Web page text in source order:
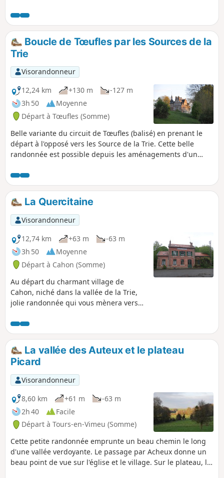
près du manoir de Chaussoy qu'il ne faut pas manquer
d'admirer, avant d'entreprendre une belle grimpette en
sous-bois. Ce circuit est balisé par le département, cette
version est raccourcie.
Boucle de Tœufles par les Sources de la
Trie
Visorandonneur
12,24 km
+130 m
-127 m
3h 50
Moyenne
Départ à Tœufles (Somme)
Belle variante du circuit de Tœufles (balisé) en prenant le
départ à l'opposé vers les Source de la Trie. Cette belle
randonnée est possible depuis les aménagements d'un
Communauté de Communes du Vimeu.
La Quercitaine
Visorandonneur
12,74 km
+63 m
-63 m
3h 50
Moyenne
Départ à Cahon (Somme)
Au départ du charmant village de
Cahon, niché dans la vallée de la Trie,
jolie randonnée qui vous mènera vers
par de sympathiques sentiers entre bois
et pâturages vers votre point de départ.
Les habitants de Quesnoy-le-Montant se
nomment les Quercitains, d'où le nom
de cette randonnée. Quant à Cahon,
village de départ et d'arrivée, vous y
trouverez une minoterie encore en
activité et qui fabrique de la farine dont
une variété est réservée à la baguette
"Avocette" qui est vendue à Quesnoy-le-
Montant, mais également dans d'autres
boulangeries de la Somme. Randonnée
gastronomique et patrimoniale, en
somme.
La vallée des Auteux et le plateau
Picard
Visorandonneur
8,60 km
+61 m
-63 m
2h 40
Facile
Départ à Tours-en-Vimeu (Somme)
Cette petite randonnée emprunte un beau chemin le long
d'une vallée verdoyante. Le passage par Acheux donne un
beau point de vue sur l'église et le village. Sur le plateau, la